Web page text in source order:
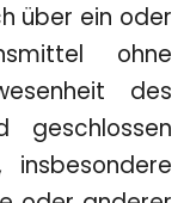
über ein oder
ohne
des
geschlossen